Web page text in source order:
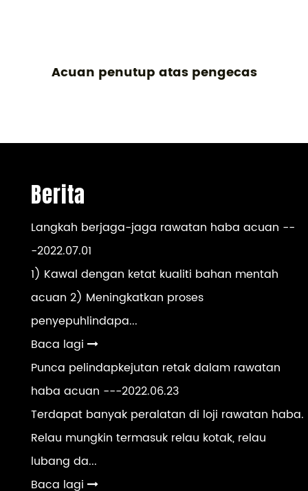
Acuan penutup atas pengecas
Berita
Langkah berjaga-jaga rawatan haba acuan --
-2022.07.01
1) Kawal dengan ketat kualiti bahan mentah
acuan 2) Meningkatkan proses
penyepuhlindapa...
Baca lagi
Punca pelindapkejutan retak dalam rawatan
haba acuan ---2022.06.23
Terdapat banyak peralatan di loji rawatan haba.
Relau mungkin termasuk relau kotak, relau
lubang da...
Baca lagi